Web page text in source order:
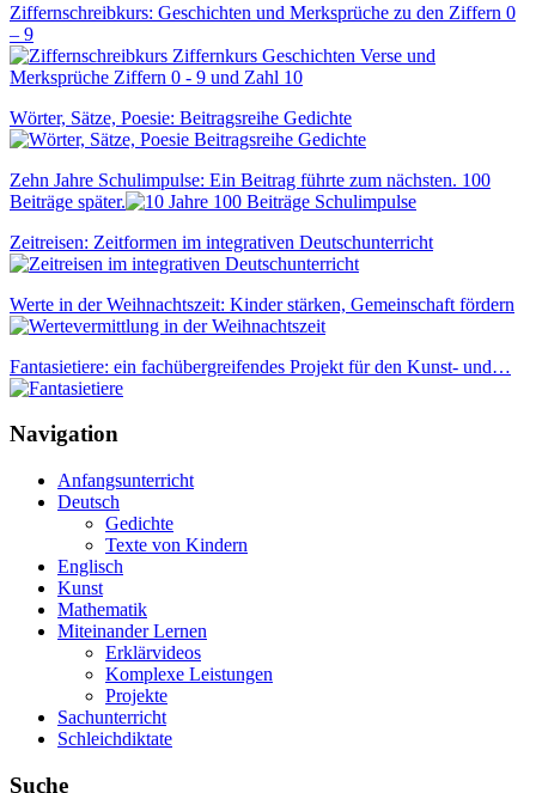
Ziffernschreibkurs: Geschichten und Merksprüche zu den Ziffern 0
– 9
Wörter, Sätze, Poesie: Beitragsreihe Gedichte
Zehn Jahre Schulimpulse: Ein Beitrag führte zum nächsten. 100
Beiträge später.
Zeitreisen: Zeitformen im integrativen Deutschunterricht
Werte in der Weihnachtszeit: Kinder stärken, Gemeinschaft fördern
Fantasietiere: ein fachübergreifendes Projekt für den Kunst- und…
Navigation
Anfangsunterricht
Deutsch
Gedichte
Texte von Kindern
Englisch
Kunst
Mathematik
Miteinander Lernen
Erklärvideos
Komplexe Leistungen
Projekte
Sachunterricht
Schleichdiktate
Suche